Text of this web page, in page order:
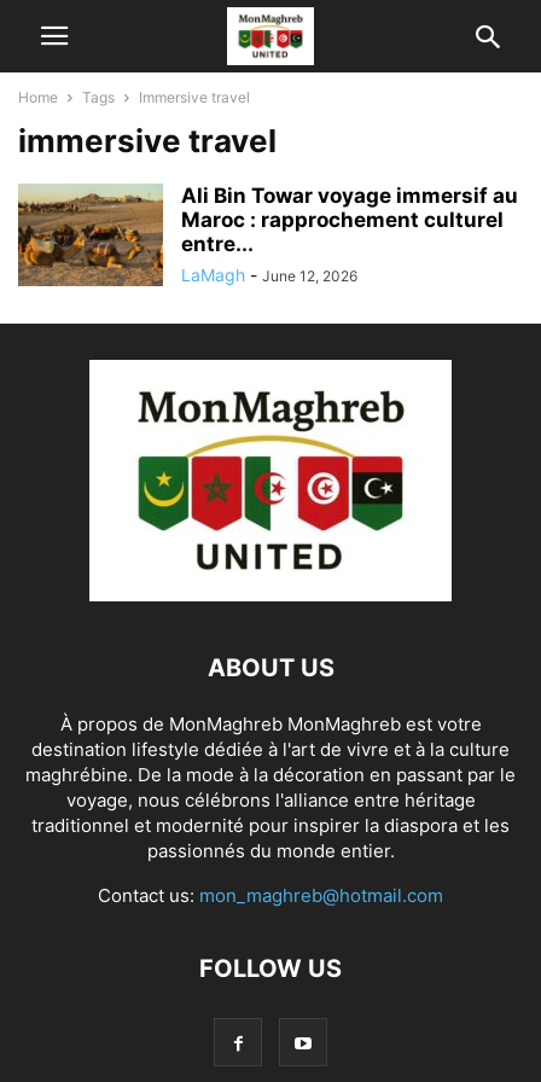
Home Tags Immersive travel
immersive travel
Ali Bin Towar voyage immersif au
Maroc : rapprochement culturel
entre...
LaMagh - June 12, 2026
ABOUT US
À propos de MonMaghreb MonMaghreb est votre
destination lifestyle dédiée à l'art de vivre et à la culture
maghrébine. De la mode à la décoration en passant par le
voyage, nous célébrons l'alliance entre héritage
traditionnel et modernité pour inspirer la diaspora et les
passionnés du monde entier.
Contact us: mon_maghreb@hotmail.com
FOLLOW US